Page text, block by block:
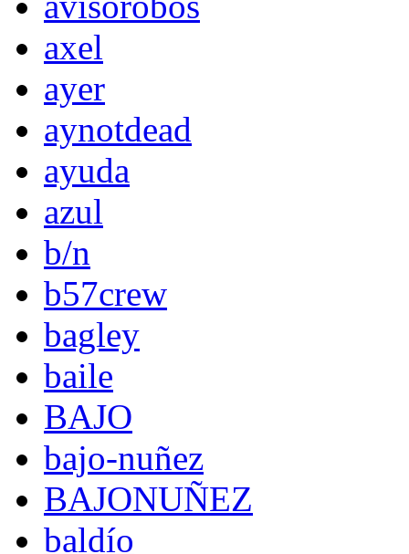
axel
ayer
aynotdead
ayuda
azul
b/n
b57crew
bagley
baile
BAJO
bajo-nuñez
BAJONUÑEZ
baldío